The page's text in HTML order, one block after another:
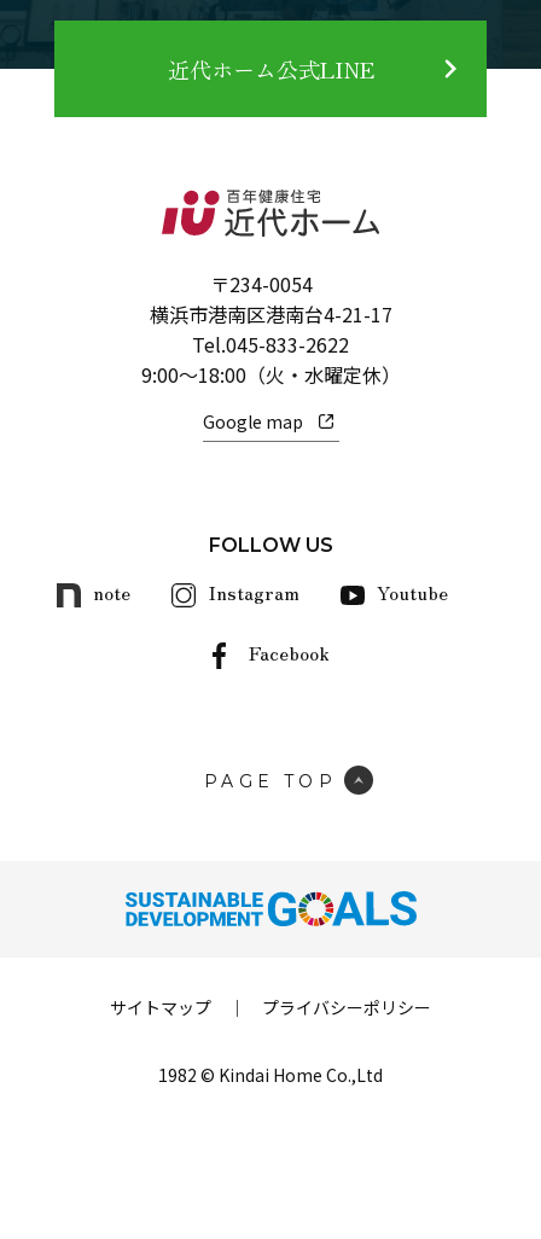
近代ホーム公式LINE
〒234-0054
横浜市港南区港南台4-21-17
Tel.045-833-2622
9:00～18:00（火・水曜定休）
Google map
FOLLOW US
note Instagram Youtube
Facebook
PAGE TOP
サイトマップ ｜ プライバシーポリシー
1982 © Kindai Home Co.,Ltd